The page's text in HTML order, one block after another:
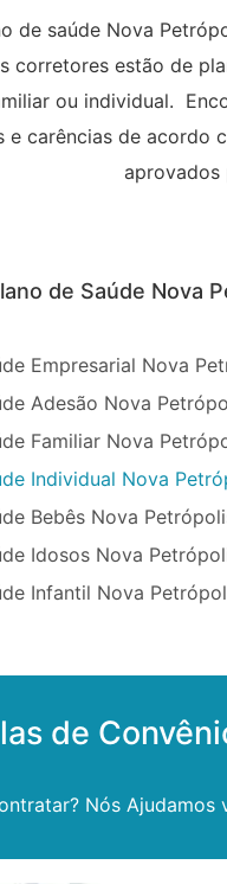
de saúde Nova
corretores estão de
ou individual.
carências de acordo
aprovados
de Saúde Nova
Empresarial Nova
Adesão Nova
Familiar Nova
Individual Nova
Bebês Nova
Idosos Nova
Infantil Nova
de
Nós